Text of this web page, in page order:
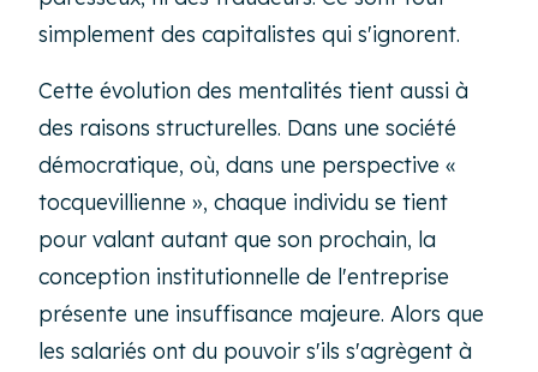
simplement des capitalistes qui s'ignorent.
Cette évolution des mentalités tient aussi à
des raisons structurelles. Dans une société
démocratique, où, dans une perspective «
tocquevillienne », chaque individu se tient
pour valant autant que son prochain, la
conception institutionnelle de l'entreprise
présente une insuffisance majeure. Alors que
les salariés ont du pouvoir s'ils s'agrègent à